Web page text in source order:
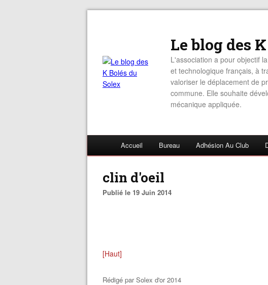
Le blog des
L'association a pour objectif
et technologique français, à
valoriser le déplacement de
commune. Elle souhaite
mécanique appliquée.
Accueil Bureau Adhésion Au Club
clin d'oeil
Publié le 19 Juin 2014
[Haut]
Rédigé parSolex d'or 2014